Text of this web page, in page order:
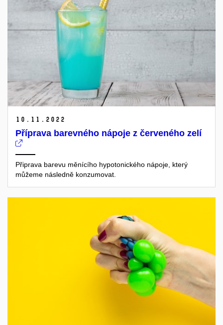
10. 11. 2022
Příprava barevného nápoje z červeného zelí
Připrava barevu měnícího hypotonického nápoje, který
můžeme následně konzumovat.